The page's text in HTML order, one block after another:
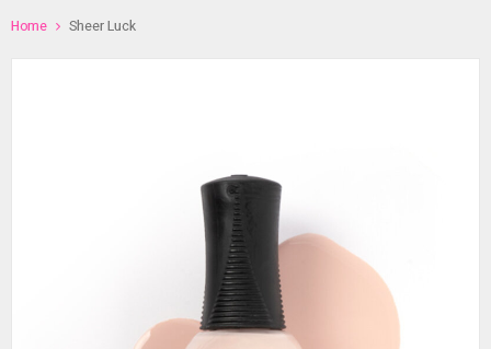
Home Sheer Luck